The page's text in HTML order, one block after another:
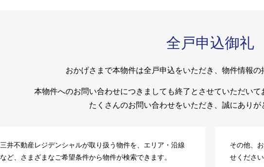
全戸申込御礼
おかげさまで本物件は全戸申込をいただき、物件情報の
本物件へのお問い合わせにつきましても終了とさせていただいて
たくさんのお問い合わせをいただき、誠にありが
三井不動産レジデンシャルが取り扱う物件を、エリア・沿線
など、さまざまなご希望条件から物件が検索できます。
その他、
せください